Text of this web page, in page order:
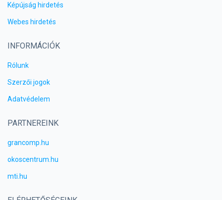
Képújság hirdetés
Webes hirdetés
INFORMÁCIÓK
Rólunk
Szerzői jogok
Adatvédelem
PARTNEREINK
grancomp.hu
okoscentrum.hu
mti.hu